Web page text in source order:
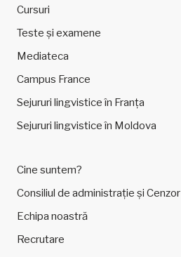
Cursuri
Teste și examene
Mediateca
Campus France
Sejururi lingvistice în Franța
Sejururi lingvistice în Moldova
Cine suntem?
Consiliul de administrație și Cenzor
Echipa noastră
Recrutare